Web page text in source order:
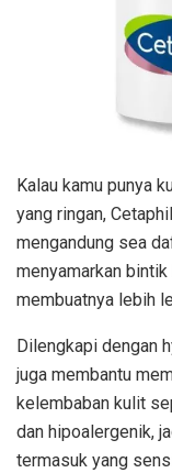
Kalau kamu punya
yang ringan,
mengandung sea
menyamarkan
membuatnya lebih
Dilengkapi dengan
juga membantu
kelembaban kulit
dan hipoalergenik,
termasuk yang